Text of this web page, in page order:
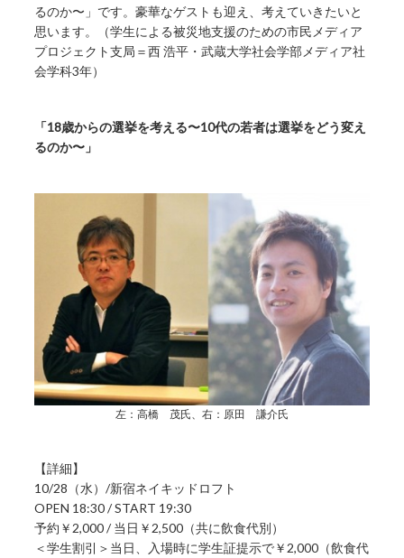
るのか〜」です。豪華なゲストも迎え、考えていきたいと
思います。（学生による被災地支援のための市民メディア
プロジェクト支局＝西 浩平・武蔵大学社会学部メディア社
会学科3年）
「18歳からの選挙を考える〜10代の若者は選挙をどう変え
るのか〜」
左：高橋 茂氏、右：原田 謙介氏
【詳細】
10/28（水）/新宿ネイキッドロフト
OPEN 18:30 / START 19:30
予約￥2,000 / 当日￥2,500（共に飲食代別）
＜学生割引＞当日、入場時に学生証提示で￥2,000（飲食代